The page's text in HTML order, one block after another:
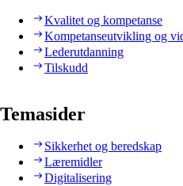
Kvalitet og kompetanse
Kompetanseutvikling og
Lederutdanning
Tilskudd
Temasider
Sikkerhet og beredskap
Læremidler
Digitalisering